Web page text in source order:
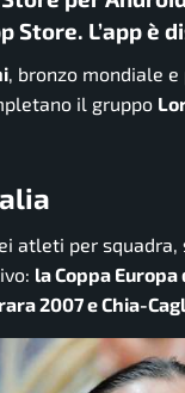
Store. L’app è
, bronzo mondiale
il gruppo
atleti per
la Coppa
2007 e Chia-